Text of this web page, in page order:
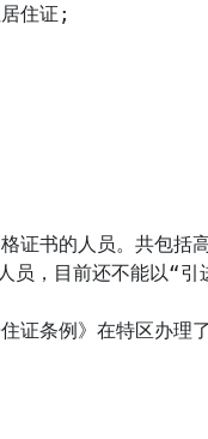
住证;
书的人员。共包
，目前还不能以“引